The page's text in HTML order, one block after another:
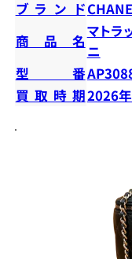
ブランド
商品名
マトラ
ニ
型番
買取時期2026